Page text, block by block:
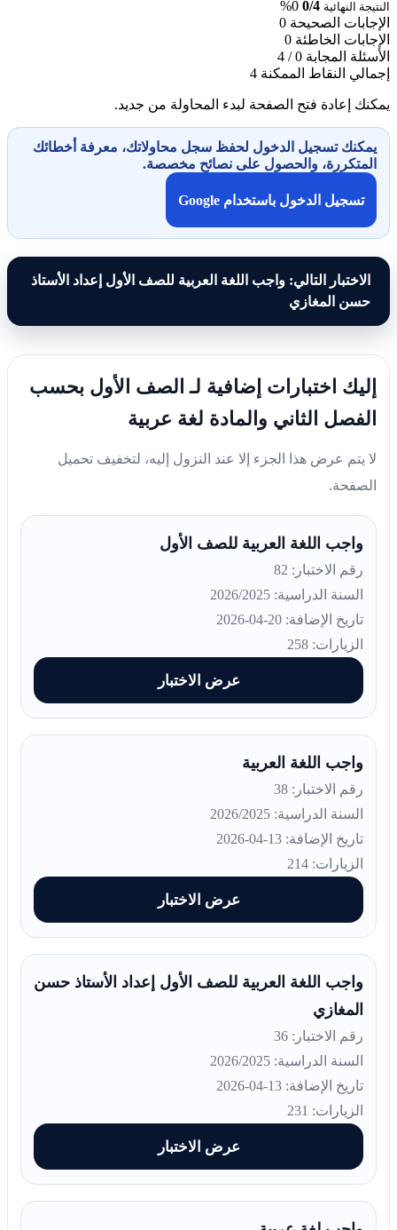
النتيجة النهائية 0/4
0%
الإجابات الصحيحة 0
الإجابات الخاطئة 0
الأسئلة المجابة 0 / 4
إجمالي النقاط الممكنة 4
يمكنك إعادة فتح الصفحة لبدء المحاولة من جديد.
يمكنك تسجيل الدخول لحفظ سجل محاولاتك، معرفة أخطائك
المتكررة، والحصول على نصائح مخصصة.
تسجيل الدخول باستخدام Google
الاختبار التالي: واجب اللغة العربية للصف الأول إعداد الأستاذ
حسن المغازي
إليك اختبارات إضافية لـ الصف الأول بحسب
الفصل الثاني والمادة لغة عربية
لا يتم عرض هذا الجزء إلا عند النزول إليه، لتخفيف تحميل
الصفحة.
واجب اللغة العربية للصف الأول
رقم الاختبار: 82
السنة الدراسية: 2026/2025
تاريخ الإضافة: 20-04-2026
الزيارات: 258
عرض الاختبار
واجب اللغة العربية
رقم الاختبار: 38
السنة الدراسية: 2026/2025
تاريخ الإضافة: 13-04-2026
الزيارات: 214
عرض الاختبار
واجب اللغة العربية للصف الأول إعداد الأستاذ حسن
المغازي
رقم الاختبار: 36
السنة الدراسية: 2026/2025
تاريخ الإضافة: 13-04-2026
الزيارات: 231
عرض الاختبار